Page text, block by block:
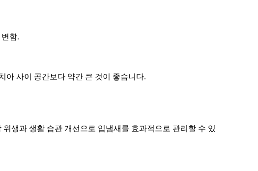
함.
아 사이 공간보다 약간 큰 것이 좋습니다.
생과 생활 습관 개선으로 입냄새를 효과적으로 관리할 수 있